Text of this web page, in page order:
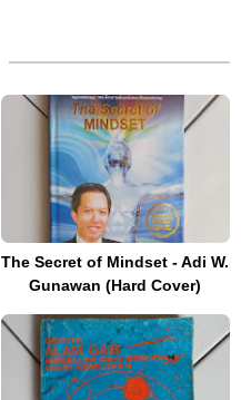
The Secret of Mindset - Adi W.
Gunawan (Hard Cover)